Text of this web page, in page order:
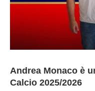
Andrea Monaco è
Calcio 2025/2026